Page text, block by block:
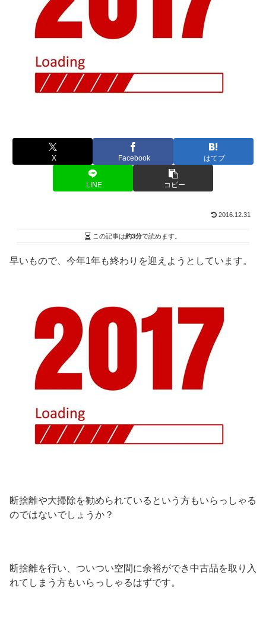
X Facebook はてブ
LINE コピー
2016.12.31
この記事は約3分で読めます。
早いもので、今年1年も終わりを迎えようとしています。
断捨離や大掃除を勧められているという方もいらっしゃる
のではないでしょうか？
断捨離を行い、ついつい空間に余裕ができ中古品を取り入
れてしまう方もいらっしゃるはずです。